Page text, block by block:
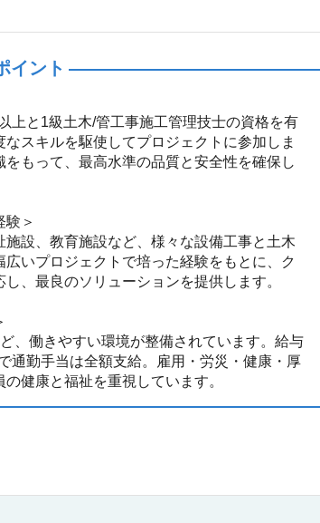
イント
上と1級土木/管工事施工管理技士の資格を有
スキルを駆使してプロジェクトに参加しま
もって、最高水準の品質と安全性を確保し
験＞
設、教育施設など、様々な設備工事と土木
いプロジェクトで培った経験をもとに、ク
、最良のソリューションを提供します。
、働きやすい環境が整備されています。給与
通勤手当は全額支給。雇用・労災・健康・厚
健康と福祉を重視しています。